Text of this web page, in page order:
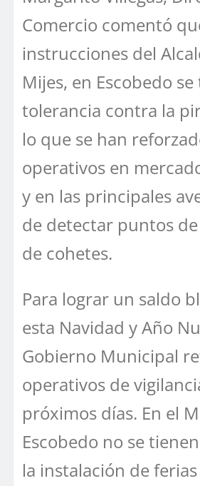
Comercio comentó
instrucciones del
Mijes, en Escobedo
tolerancia contra la
lo que se han
operativos en
y en las principales
de detectar puntos
de cohetes.
Para lograr un saldo
esta Navidad y Año
Gobierno Municipal
operativos de
próximos días. En el
Escobedo no se
la instalación de